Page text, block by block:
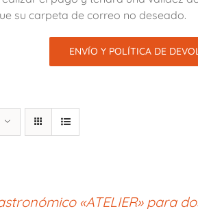
su carpeta de correo no deseado.
ENVÍO Y POLÍTICA DE
«ATELIER» para